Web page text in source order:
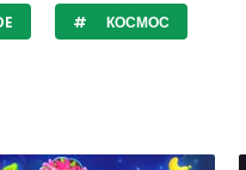
КОСМОС